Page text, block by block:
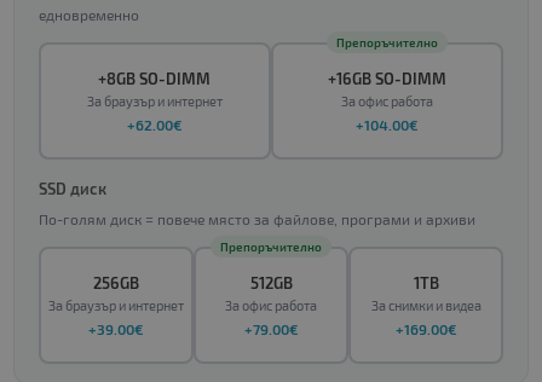
едновременно
+8GB SO-DIMM
За браузър и интернет
+62.00€
+16GB SO-DIMM
За офис работа
+104.00€
Препоръчително
SSD диск
По-голям диск = повече място за файлове, програми и архиви
256GB
За браузър и интернет
+39.00€
512GB
За офис работа
+79.00€
Препоръчително
1TB
За снимки и видеа
+169.00€